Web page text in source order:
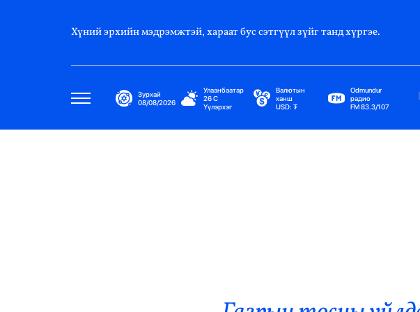
Хүний эрхийн мэдрэмжтэй, хараат бус сэтгүүл зүйг танд хүргэе.
Зурхай
08/08/2026
Улаанбаатар
26C
Үүлэрхэг
Валютын
ханш
USD: ₮
Odmundur
радио
FM 83.3/107
Элчин